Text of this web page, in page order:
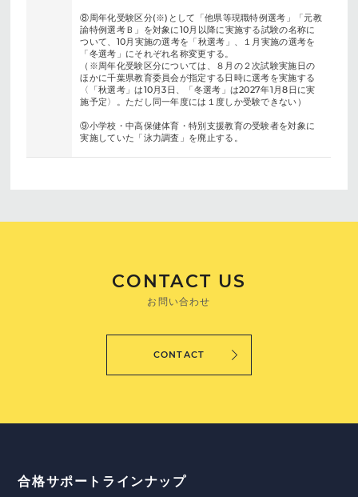
⑧周年化受験区分(※)として「他県等現職特例選考」「元教
諭特例選考Ｂ」を対象に10月以降に実施する試験の名称に
ついて、10月実施の選考を「秋選考」、１月実施の選考を
「冬選考」にそれぞれ名称変更する。
（※周年化受験区分については、８月の２次試験実施日の
ほかに千葉県教育委員会が指定する日時に選考を実施する
〈「秋選考」は10月3日、「冬選考」は2027年1月8日に実
施予定〉。ただし同一年度には１度しか受験できない）
⑨小学校・中高保健体育・特別支援教育の受験者を対象に
実施していた「泳力調査」を廃止する。
CONTACT US
お問い合わせ
CONTACT
合格サポートラインナップ